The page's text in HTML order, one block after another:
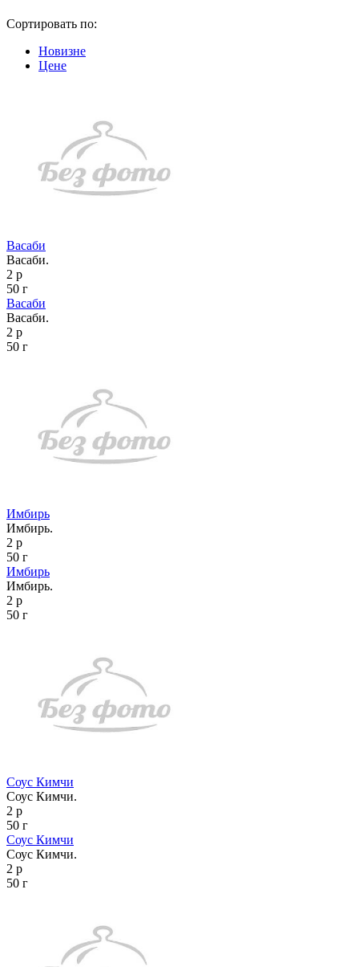
Сортировать по:
Новизне
Цене
Васаби
Васаби.
2 р
50 г
Васаби
Васаби.
2 р
50 г
Имбирь
Имбирь.
2 р
50 г
Имбирь
Имбирь.
2 р
50 г
Соус Кимчи
Соус Кимчи.
2 р
50 г
Соус Кимчи
Соус Кимчи.
2 р
50 г